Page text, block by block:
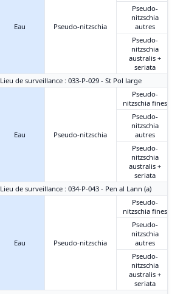
Eau Pseudo-nitzschia
Pseudo-
nitzschia
autres
Pseudo-
nitzschia
australis +
seriata
Lieu de surveillance : 033-P-029 - St Pol large
Eau Pseudo-nitzschia
Pseudo-
nitzschia fines
Pseudo-
nitzschia
autres
Pseudo-
nitzschia
australis +
seriata
Lieu de surveillance : 034-P-043 - Pen al Lann (a)
Eau Pseudo-nitzschia
Pseudo-
nitzschia fines
Pseudo-
nitzschia
autres
Pseudo-
nitzschia
australis +
seriata